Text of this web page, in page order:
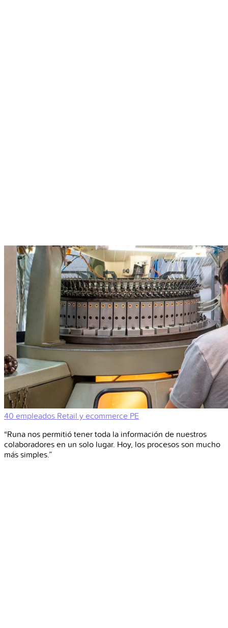
40 empleados Retail y ecommerce PE
“Runa nos permitió tener toda la información de nuestros
colaboradores en un solo lugar. Hoy, los procesos son mucho
más simples.”